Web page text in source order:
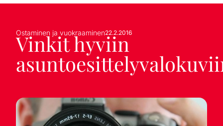
Ostaminen ja vuokraaminen22.2.2016
Vinkit hyviin